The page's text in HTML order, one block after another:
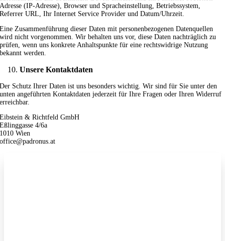
Adresse (IP-Adresse), Browser und Spracheinstellung, Betriebssystem,
Referrer URL, Ihr Internet Service Provider und Datum/Uhrzeit.
Eine Zusammenführung dieser Daten mit personenbezogenen Datenquellen
wird nicht vorgenommen. Wir behalten uns vor, diese Daten nachträglich zu
prüfen, wenn uns konkrete Anhaltspunkte für eine rechtswidrige Nutzung
bekannt werden.
Unsere Kontaktdaten
Der Schutz Ihrer Daten ist uns besonders wichtig. Wir sind für Sie unter den
unten angeführten Kontaktdaten jederzeit für Ihre Fragen oder Ihren Widerruf
erreichbar.
Eibstein & Richtfeld GmbH
Eßlinggasse 4/6a
1010 Wien
office@padronus.at